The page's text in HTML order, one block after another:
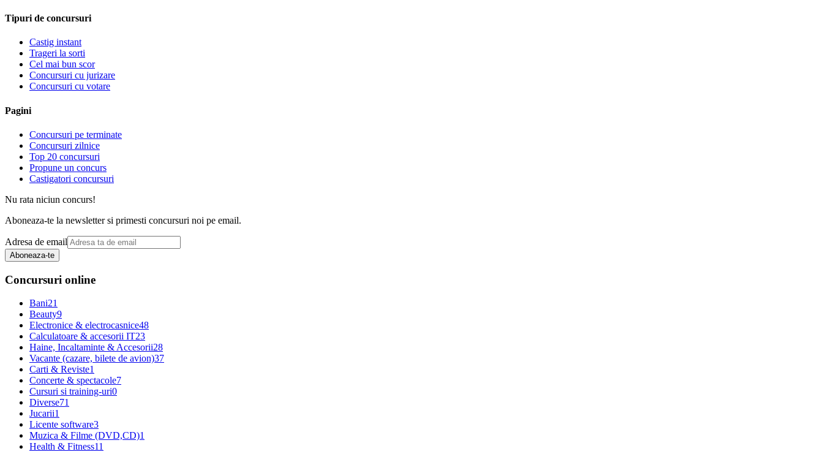
Tipuri de concursuri
Castig instant
Trageri la sorti
Cel mai bun scor
Concursuri cu jurizare
Concursuri cu votare
Pagini
Concursuri pe terminate
Concursuri zilnice
Top 20 concursuri
Propune un concurs
Castigatori concursuri
Nu rata niciun concurs!
Aboneaza-te la newsletter si primesti concursuri noi pe email.
Adresa de email
Aboneaza-te
Concursuri online
Bani21
Beauty9
Electronice & electrocasnice48
Calculatoare & accesorii IT23
Haine, Incaltaminte & Accesorii28
Vacante (cazare, bilete de avion)37
Carti & Reviste1
Concerte & spectacole7
Cursuri si training-uri0
Diverse71
Jucarii1
Licente software3
Muzica & Filme (DVD,CD)1
Health & Fitness11